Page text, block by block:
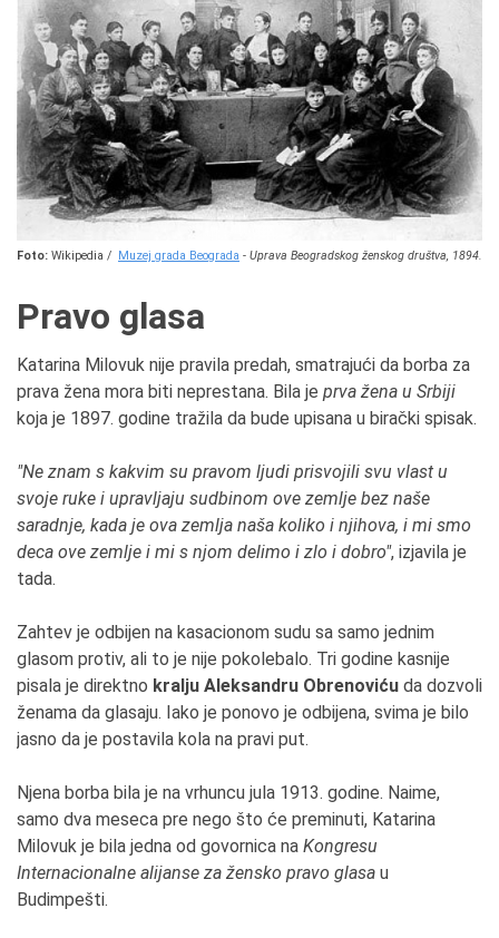
Foto: Wikipedia / Muzej grada Beograda - Uprava Beogradskog ženskog društva, 1894.
Pravo glasa
Katarina Milovuk nije pravila predah, smatrajući da borba za
prava žena mora biti neprestana. Bila je prva žena u Srbiji
koja je 1897. godine tražila da bude upisana u birački spisak.
"Ne znam s kakvim su pravom ljudi prisvojili svu vlast u
svoje ruke i upravljaju sudbinom ove zemlje bez naše
saradnje, kada je ova zemlja naša koliko i njihova, i mi smo
deca ove zemlje i mi s njom delimo i zlo i dobro", izjavila je
tada.
Zahtev je odbijen na kasacionom sudu sa samo jednim
glasom protiv, ali to je nije pokolebalo. Tri godine kasnije
pisala je direktno kralju Aleksandru Obrenoviću da dozvoli
ženama da glasaju. Iako je ponovo je odbijena, svima je bilo
jasno da je postavila kola na pravi put.
Njena borba bila je na vrhuncu jula 1913. godine. Naime,
samo dva meseca pre nego što će preminuti, Katarina
Milovuk je bila jedna od govornica na Kongresu
Internacionalne alijanse za žensko pravo glasa u
Budimpešti.